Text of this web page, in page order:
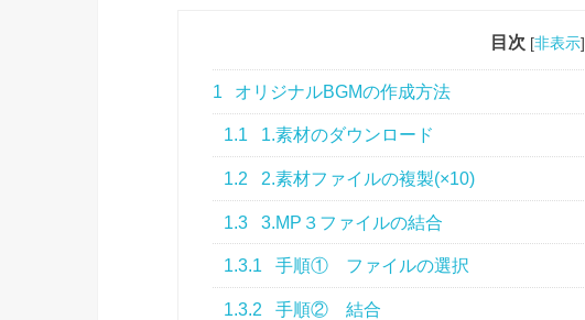
目次 [非表示]
1 オリジナルBGMの作成方法
1.1 1.素材のダウンロード
1.2 2.素材ファイルの複製(×10)
1.3 3.MP３ファイルの結合
1.3.1 手順① ファイルの選択
1.3.2 手順② 結合